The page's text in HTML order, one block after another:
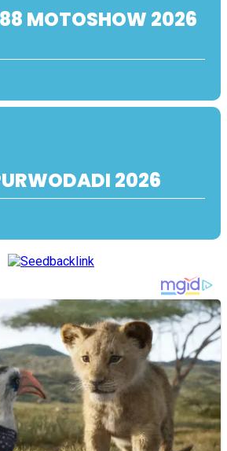
MOTOSHOW 2026
2026